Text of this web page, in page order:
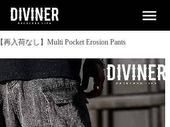
menu
【再入荷なし】Multi Pocket Erosion Pants